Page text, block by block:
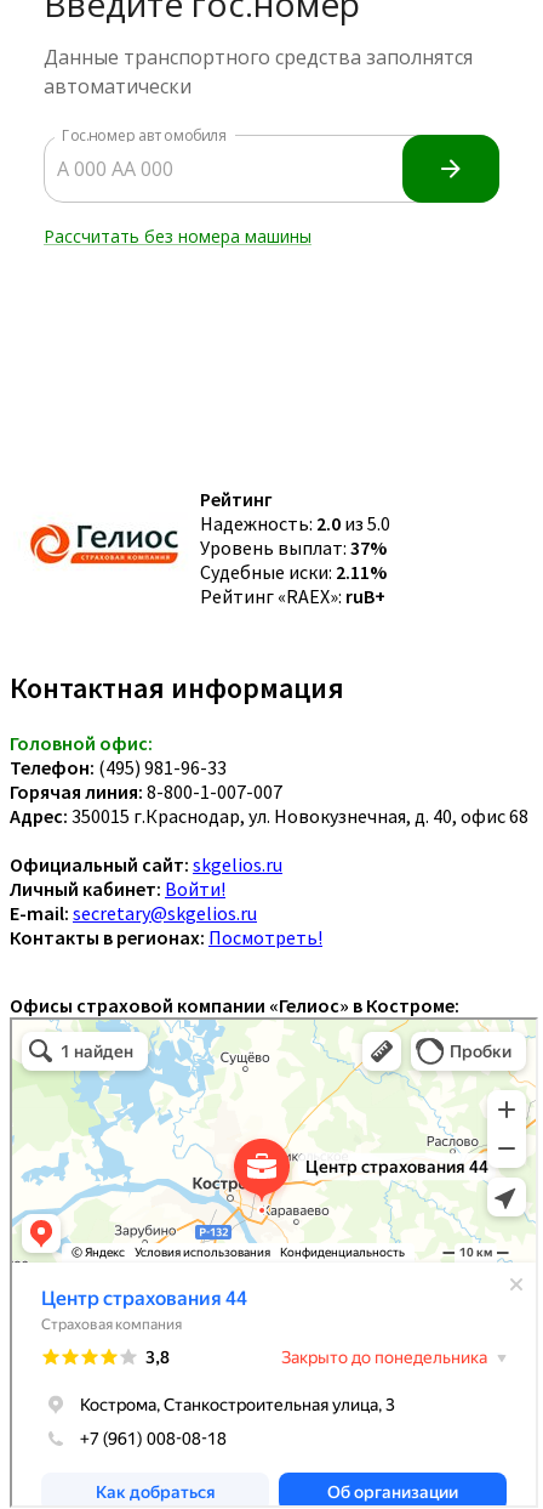
Рейтинг
Надежность: 2.0 из 5.0
Уровень выплат: 37%
Судебные иски: 2.11%
Рейтинг «RAEX»: ruB+
Контактная информация
Головной офис:
Телефон: (495) 981-96-33
Горячая линия: 8-800-1-007-007
Адрес: 350015 г.Краснодар, ул. Новокузнечная, д. 40, офис 68
Официальный сайт: skgelios.ru
Личный кабинет: Войти!
E-mail: secretary@skgelios.ru
Контакты в регионах: Посмотреть!
Офисы страховой компании «Гелиос» в Костроме: